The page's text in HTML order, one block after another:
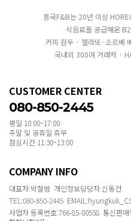
흥국F&B는 20년 이상
식음료를 공급해온
커피 원두 · 젤라또·소르베
국내외 300여 거래처 ·
CUSTOMER CENTER
080-850-2445
평일 10:00~17:00
주말 및 공휴일 휴무
점심시간 11:30~13:00
COMPANY INFO
대표자:박철범 개인정보담당자:신동건
TEL:080-850-2445
사업자 등록번호:766-85-00558 통신판